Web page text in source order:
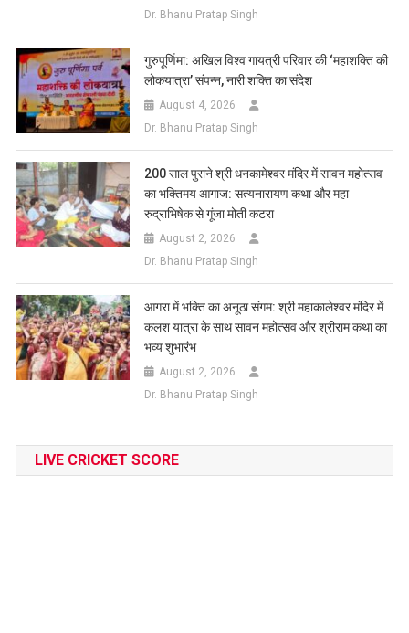
Dr. Bhanu Pratap Singh
गुरुपूर्णिमा: अखिल विश्व गायत्री परिवार की ‘महाशक्ति की
लोकयात्रा’ संपन्न, नारी शक्ति का संदेश
August 4, 2026
Dr. Bhanu Pratap Singh
200 साल पुराने श्री धनकामेश्वर मंदिर में सावन महोत्सव
का भक्तिमय आगाज: सत्यनारायण कथा और महा
रुद्राभिषेक से गूंजा मोती कटरा
August 2, 2026
Dr. Bhanu Pratap Singh
आगरा में भक्ति का अनूठा संगम: श्री महाकालेश्वर मंदिर में
कलश यात्रा के साथ सावन महोत्सव और श्रीराम कथा का
भव्य शुभारंभ
August 2, 2026
Dr. Bhanu Pratap Singh
LIVE CRICKET SCORE